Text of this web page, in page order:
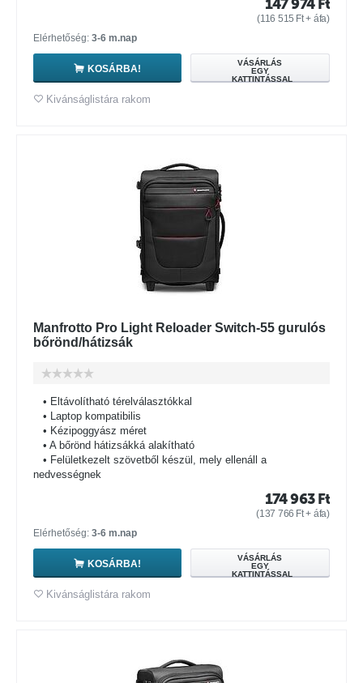
147 974 Ft
(116 515 Ft+ áfa)
Elérhetőség: 3-6 m.nap
KOSÁRBA!
VÁSÁRLÁS
EGY
KATTINTÁSSAL
Kivánságlistára rakom
Manfrotto Pro Light Reloader Switch-55 gurulós
bőrönd/hátizsák
• Eltávolítható térelválasztókkal
• Laptop kompatibilis
• Kézipoggyász méret
• A bőrönd hátizsákká alakítható
• Felületkezelt szövetből készül, mely ellenáll a
nedvességnek
174 963 Ft
(137 766 Ft+ áfa)
Elérhetőség: 3-6 m.nap
KOSÁRBA!
VÁSÁRLÁS
EGY
KATTINTÁSSAL
Kivánságlistára rakom